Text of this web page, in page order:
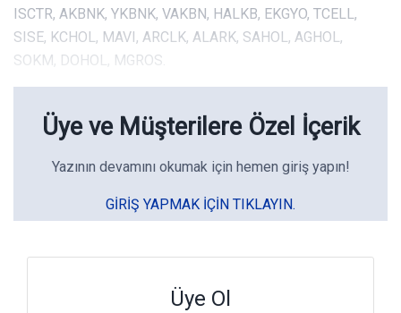
ISCTR, AKBNK, YKBNK, VAKBN, HALKB, EKGYO, TCELL,
SISE, KCHOL, MAVI, ARCLK, ALARK, SAHOL, AGHOL,
SOKM, DOHOL, MGROS.
Üye ve Müşterilere Özel İçerik
Yazının devamını okumak için hemen giriş yapın!
GIRIŞ YAPMAK IÇIN TIKLAYIN.
Üye Ol